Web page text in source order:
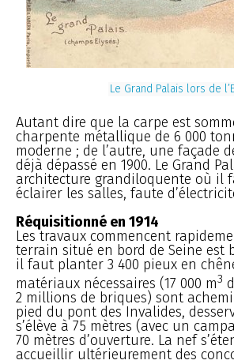
Le Grand Palais lors de
Autant dire que la carpe est
charpente métallique de 6 000
moderne ; de l’autre, une façade
déjà dépassé en 1900. Le Grand
architecture grandiloquente où il
éclairer les salles, faute
Réquisitionné en 1914
Les travaux commencent
terrain situé en bord de Seine est
il faut planter 3 400 pieux en
matériaux nécessaires (17 000 m3
2 millions de briques) sont
pied du pont des Invalides,
s’élève à 75 mètres (avec un
70 mètres d’ouverture. La nef
accueillir ultérieurement des